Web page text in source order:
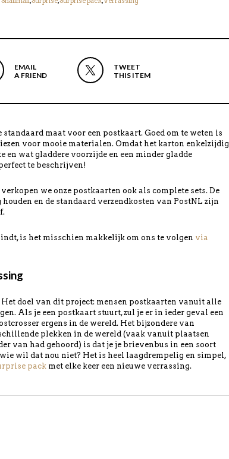
EMAIL
A FRIEND
TWEET
THIS ITEM
standaard maat voor een postkaart. Goed om te weten is
voor mooie materialen. Omdat het karton enkelzijdig
en wat gladdere voorzijde en een minder gladde
te beschrijven!
we onze postkaarten ook als complete sets. De
en de standaard verzendkosten van PostNL zijn
is het misschien makkelijk om ons te volgen via
Het doel van dit project: mensen postkaarten vanuit alle
Als je een postkaart stuurt, zul je er in ieder geval een
ergens in de wereld. Het bijzondere van
plekken in de wereld (vaak vanuit plaatsen
van had gehoord) is dat je je brievenbus in een soort
wil dat nou niet? Het is heel laagdrempelig en simpel,
pack met elke keer een nieuwe verrassing.